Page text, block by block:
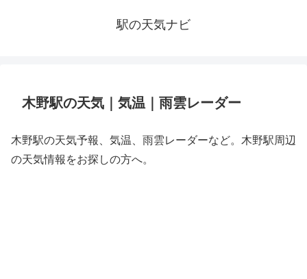
駅の天気ナビ
木野駅の天気｜気温｜雨雲レーダー
木野駅の天気予報、気温、雨雲レーダーなど。木野駅周辺
の天気情報をお探しの方へ。